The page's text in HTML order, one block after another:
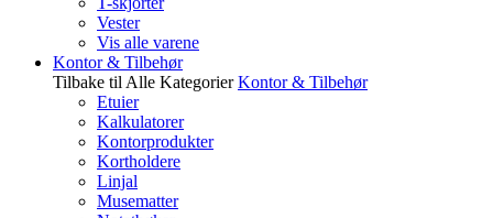
Vester
Vis alle varene
Kontor & Tilbehør
Tilbake til Alle Kategorier Kontor & Tilbehør
Etuier
Kalkulatorer
Kontorprodukter
Kortholdere
Linjal
Musematter